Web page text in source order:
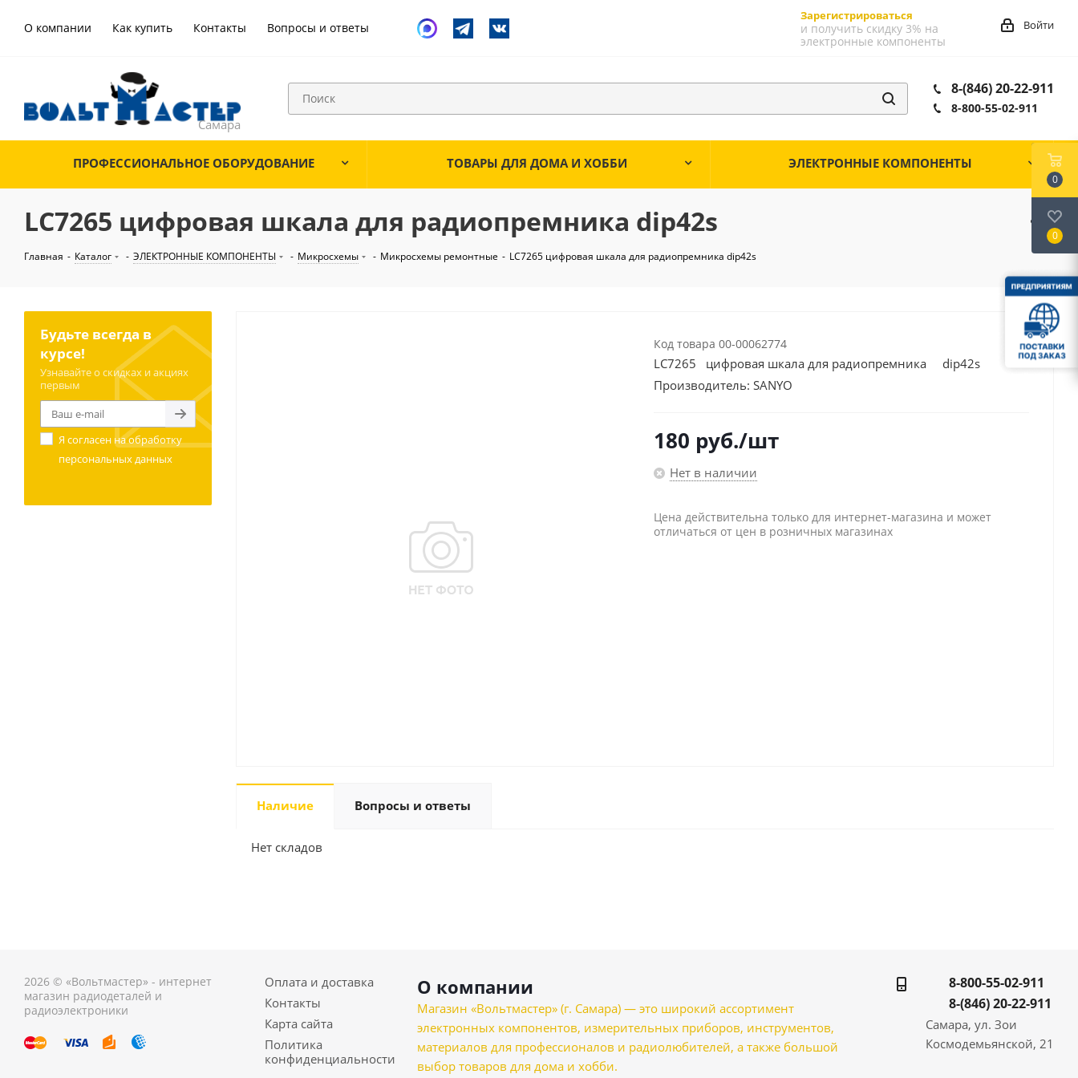
О компании Как купить Контакты Вопросы и ответы
Зарегистрироваться
и получить скидку 3% на
электронные компоненты
Войти
8-(846) 20-22-911
8-800-55-02-911
ПРОФЕССИОНАЛЬНОЕ ОБОРУДОВАНИЕ ТОВАРЫ ДЛЯ ДОМА И ХОББИ ЭЛЕКТРОННЫЕ КОМПОНЕНТЫ
LC7265 цифровая шкала для радиопремника dip42s
Главная - Каталог - ЭЛЕКТРОННЫЕ КОМПОНЕНТЫ - Микросхемы - Микросхемы ремонтные - LC7265 цифровая шкала для радиопремника dip42s
Код товара 00-00062774
LC7265 цифровая шкала для радиопремника dip42s
Производитель: SANYO
180 руб./шт
Нет в наличии
Цена действительна только для интернет-магазина и может
отличаться от цен в розничных магазинах
Наличие Вопросы и ответы
Нет складов
Будьте всегда в
курсе!
Узнавайте о скидках и акциях
первым
Я согласен наобработку
персональных данных
2026 © «Вольтмастер» - интернет
магазин радиодеталей и
радиоэлектроники
Оплата и доставка
Контакты
Карта сайта
Политика
конфиденциальности
О компании
Магазин «Вольтмастер» (г. Самара) — это широкий ассортимент
электронных компонентов, измерительных приборов, инструментов,
материалов для профессионалов и радиолюбителей, а также большой
выбор товаров для дома и хобби.
8-800-55-02-911
8-(846) 20-22-911
Самара, ул. Зои
Космодемьянской, 21
0
0